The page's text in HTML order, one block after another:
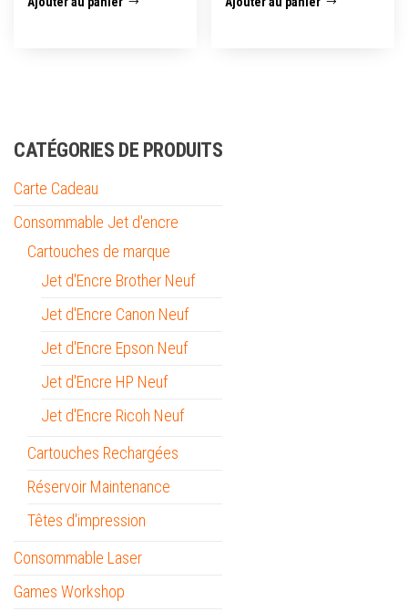
CATÉGORIES DE PRODUITS
Carte Cadeau
Consommable Jet d'encre
Cartouches de marque
Jet d'Encre Brother Neuf
Jet d'Encre Canon Neuf
Jet d'Encre Epson Neuf
Jet d'Encre HP Neuf
Jet d'Encre Ricoh Neuf
Cartouches Rechargées
Réservoir Maintenance
Têtes d'impression
Consommable Laser
Games Workshop